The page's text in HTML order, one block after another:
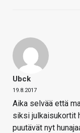
Ubck
19.8.2017
Aika selvää että
siksi julkaisukortit
puutävät nyt